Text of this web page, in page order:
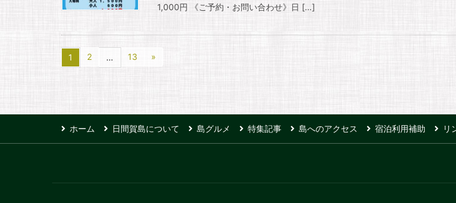
1,000円 《ご予約・お問い合わせ》日 […]
1 2 … 13 »
ホーム 日間賀島について 島グルメ 特集記事 島へのアクセス 宿泊利用補助 リ